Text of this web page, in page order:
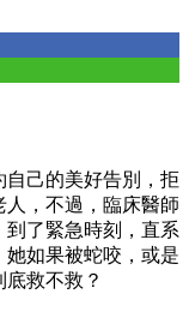
自己的美好告別，拒
，不過，臨床醫師
了緊急時刻，直系
如果被蛇咬，或是
救不救？